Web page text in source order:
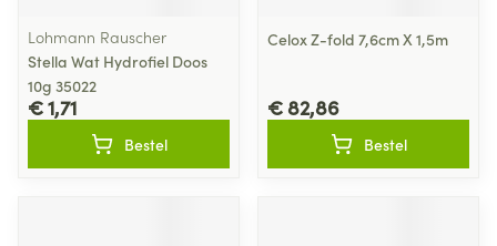
Lohmann Rauscher
Stella Wat Hydrofiel Doos
10g 35022
€ 1,71
Bestel
Celox Z-fold 7,6cm X 1,5m
€ 82,86
Bestel